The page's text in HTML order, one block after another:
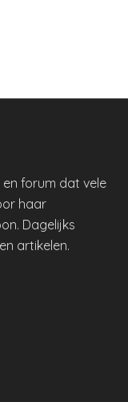
en forum dat vele
haar
Dagelijks
artikelen.